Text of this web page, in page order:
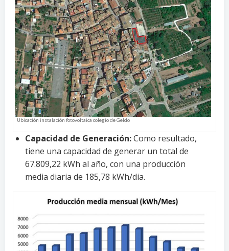
Ubicación instalación fotovoltaica colegio de Geldo
Capacidad de Generación:Como resultado,
tiene una capacidad de generar un total de
67.809,22 kWh al año, con una producción
media diaria de 185,78 kWh/dia.